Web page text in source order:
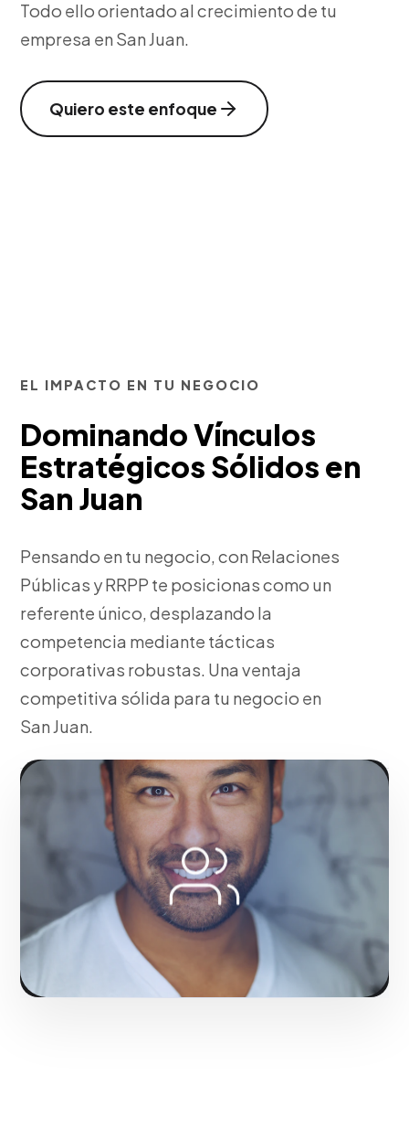
Todo ello orientado al crecimiento de tu
empresa en San Juan.
Quiero este enfoque
EL IMPACTO EN TU NEGOCIO
Dominando Vínculos
Estratégicos Sólidos en
San Juan
Pensando en tu negocio, con Relaciones
Públicas y RRPP te posicionas como un
referente único, desplazando la
competencia mediante tácticas
corporativas robustas. Una ventaja
competitiva sólida para tu negocio en
San Juan.
Pensando en tu negocio, investigación de
nicho y levantamiento de requerimientos.
Transformando negocios de San Juan con resultados
Solicitar servicio